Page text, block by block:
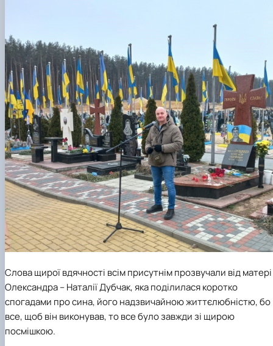
Слова щирої вдячності всім присутнім прозвучали від матері
Олександра – Наталії Дубчак, яка поділилася коротко
спогадами про сина, його надзвичайною життєлюбністю, бо
все, щоб він виконував, то все було завжди зі щирою
посмішкою.